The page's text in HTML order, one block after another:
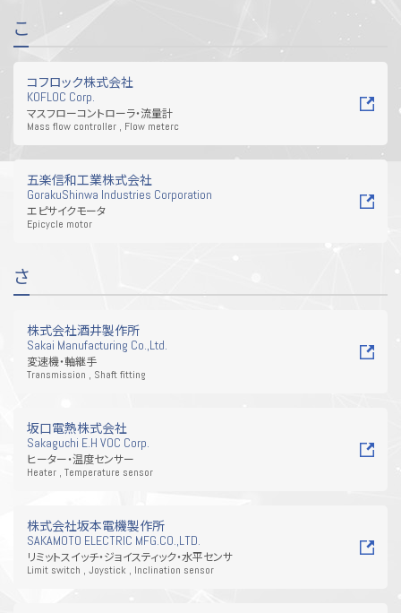
こ
コフロック株式会社
KOFLOC Corp.
マスフローコントローラ・流量計
Mass flow controller , Flow meterc
五楽信和工業株式会社
GorakuShinwa Industries Corporation
エピサイクモータ
Epicycle motor
さ
株式会社酒井製作所
Sakai Manufacturing Co.,Ltd.
変速機・軸継手
Transmission , Shaft fitting
坂口電熱株式会社
Sakaguchi E.H VOC Corp.
ヒーター・温度センサー
Heater , Temperature sensor
株式会社坂本電機製作所
SAKAMOTO ELECTRIC MFG.CO.,LTD.
リミットスイッチ・ジョイスティック・水平センサ
Limit switch , Joystick , Inclination sensor